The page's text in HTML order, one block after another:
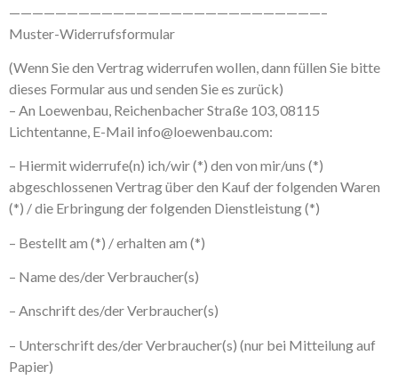
———————————————————————————–
Muster-Widerrufsformular
(Wenn Sie den Vertrag widerrufen wollen, dann füllen Sie bitte
dieses Formular aus und senden Sie es zurück)
– An Loewenbau, Reichenbacher Straße 103, 08115
Lichtentanne, E-Mail info@loewenbau.com:
– Hiermit widerrufe(n) ich/wir (*) den von mir/uns (*)
abgeschlossenen Vertrag über den Kauf der folgenden Waren
(*) / die Erbringung der folgenden Dienstleistung (*)
– Bestellt am (*) / erhalten am (*)
– Name des/der Verbraucher(s)
– Anschrift des/der Verbraucher(s)
– Unterschrift des/der Verbraucher(s) (nur bei Mitteilung auf
Papier)